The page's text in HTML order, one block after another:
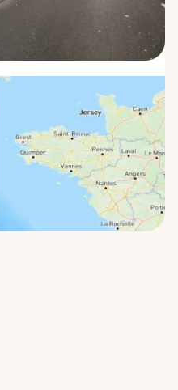
75011 Paris
Maps